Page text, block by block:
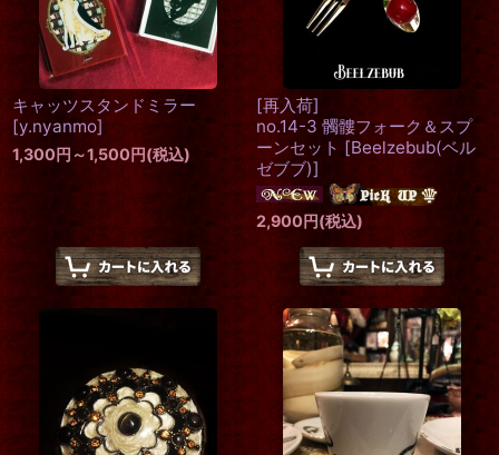
キャッツスタンドミラー
[y.nyanmo]
1,300円～1,500円(税込)
[再入荷]
no.14-3 髑髏フォーク＆スプ
ーンセット [Beelzebub(ベル
ゼブブ)]
2,900円(税込)